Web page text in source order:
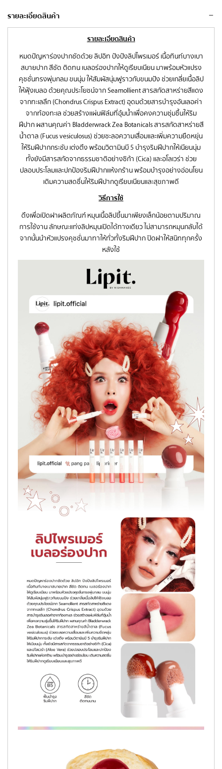
รายละเอียดสินค้า
รายละเอียดสินค้า
หมดปัญหาร่องปากชัดด้วย ลิปอิท ปังปังลิปไพรเมอร์ เนื้อทินท์บางเบา
สบายปาก สีชัด ติดทน เบลอร่องปากให้ดูเรียบเนียน มาพร้อมหัวแปรง
คุชชั่นทรงพุ่มกลม ขนนุ่ม ให้สัมผัสนุ่มฟูราวกับขนมปัง ช่วยเกลี่ยเนื้อลิป
ให้ฟุ้งเบลอ ด้วยคุณประโยชน์จาก Seamollient สารสกัดสาหร่ายสีแดง
จากทะเลลึก (Chondrus Crispus Extract) อุดมด้วยสารบำรุงอันเลอค่า
จากท้องทะเล ช่วยสร้างแผ่นฟิล์มที่อุ้มน้ำเพื่อคงความชุ่มชื้นให้ริม
ฝีปาก ผสานคุณค่า Bladderwrack Zea Botanicals สารสกัดสาหร่ายสี
น้ำตาล (Fucus vesiculosus) ช่วยชะลอความเสื่อมและเพิ่มความยืดหยุ่น
ให้ริมฝีปากกระชับ เต่งตึง พร้อมวิตามินบี 5 บำรุงริมฝีปากให้เนียนนุ่ม
ทั้งยังมีสารสกัดจากธรรมชาติอย่างซิก้า (Cica) และอโลเวร่า ช่วย
ปลอบประโลมและปกป้องริมฝีปากแห้งกร้าน พร้อมบำรุงอย่างอ่อนโยน
เติมความสดชื่นให้ริมฝีปากดูเรียบเนียนและสุขภาพดี
วิธีการใช้
ดึงเพื่อเปิดฝาผลิตภัณฑ์ หมุนเนื้อลิปขึ้นมาเพียงเล็กน้อยตามปริมาณ
การใช้งาน ลักษณะแท่งลิปหมุนเปิดได้ทางเดียว ไม่สามารถหมุนกลับได้
จากนั้นนำหัวแปรงคุชชั่นมาทาให้ทั่วทั้งริมฝีปาก ปิดฝาให้สนิททุกครั้ง
หลังใช้